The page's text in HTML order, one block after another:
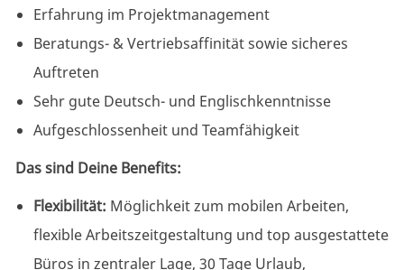
Erfahrung im Projektmanagement
Beratungs- & Vertriebsaffinität sowie sicheres
Auftreten
Sehr gute Deutsch- und Englischkenntnisse
Aufgeschlossenheit und Teamfähigkeit
Das sind Deine Benefits:
Flexibilität: Möglichkeit zum mobilen Arbeiten,
flexibleArbeitszeitgestaltung und top ausgestattete
Büros in zentraler Lage, 30 Tage Urlaub,